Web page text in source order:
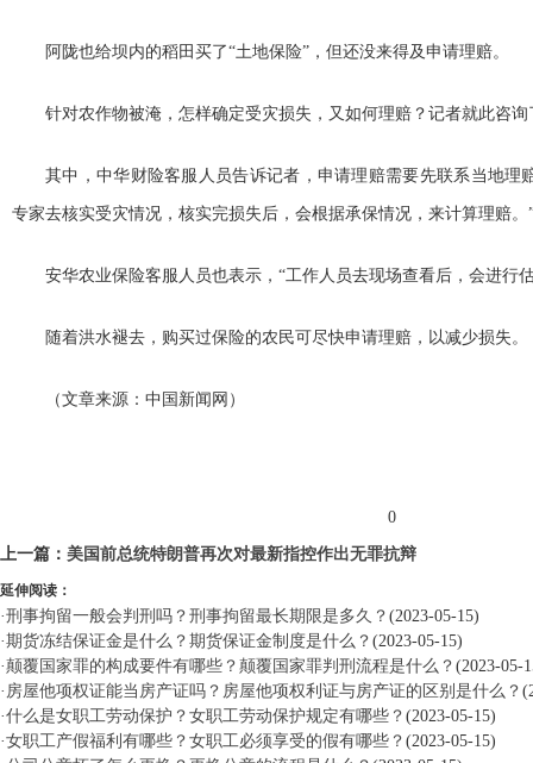
阿陇也给坝内的稻田买了“土地保险”，但还没来得及申请理赔。
针对农作物被淹，怎样确定受灾损失，又如何理赔？记者就此咨
其中，中华财险客服人员告诉记者，申请理赔需要先联系当地理
专家去核实受灾情况，核实完损失后，会根据承保情况，来计算理赔。
安华农业保险客服人员也表示，“工作人员去现场查看后，会进行
随着洪水褪去，购买过保险的农民可尽快申请理赔，以减少损失。
（文章来源：中国新闻网）
0
上一篇： 美国前总统特朗普再次对最新指控作出无罪抗辩
延伸阅读：
·刑事拘留一般会判刑吗？刑事拘留最长期限是多久？ (2023-05-15)
·期货冻结保证金是什么？期货保证金制度是什么？ (2023-05-15)
·颠覆国家罪的构成要件有哪些？颠覆国家罪判刑流程是什么？ (2023-05-
· 房屋他项权证能当房产证吗？房屋他项权利证与房产证的区别是什么？
·什么是女职工劳动保护？女职工劳动保护规定有哪些？ (2023-05-15)
·女职工产假福利有哪些？女职工必须享受的假有哪些？ (2023-05-15)